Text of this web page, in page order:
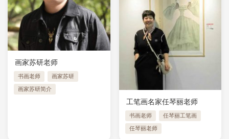
画家苏研老师
书画老师 画家苏研
画家苏研简介
工笔画名家任琴丽老师
书画老师 任琴丽工笔画
任琴丽老师